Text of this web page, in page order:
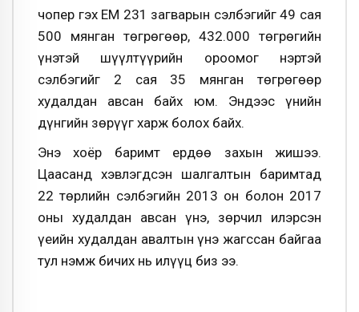
чопер гэх EM 231 загварын сэлбэгийг 49 сая
500 мянган төгрөгөөр, 432.000 төгрөгийн
үнэтэй шүүлтүүрийн ороомог нэртэй
сэлбэгийг 2 сая 35 мянган төгрөгөөр
худалдан авсан байх юм. Эндээс үнийн
дүнгийн зөрүүг харж болох байх.
Энэ хоёр баримт ердөө захын жишээ.
Цаасанд хэвлэгдсэн шалгалтын баримтад
22 төрлийн сэлбэгийн 2013 он болон 2017
оны худалдан авсан үнэ, зөрчил илэрсэн
үеийн худалдан авалтын үнэ жагссан байгаа
тул нэмж бичих нь илүүц биз ээ.